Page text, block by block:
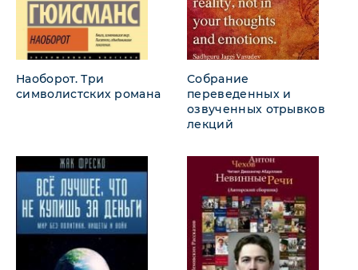
Наоборот. Три
символистских романа
Собрание
переведенных и
озвученных отрывков
лекций